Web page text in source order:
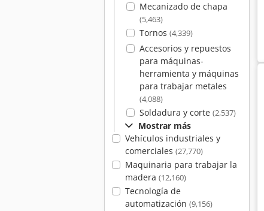
Mecanizado de chapa
(5,463)
Tornos (4,339)
Accesorios y repuestos
para máquinas-
herramienta y máquinas
para trabajar metales
(4,088)
Soldadura y corte (2,537)
Mostrar más
Vehículos industriales y
comerciales (27,770)
Maquinaria para trabajar la
madera (12,160)
Tecnología de
automatización (9,156)